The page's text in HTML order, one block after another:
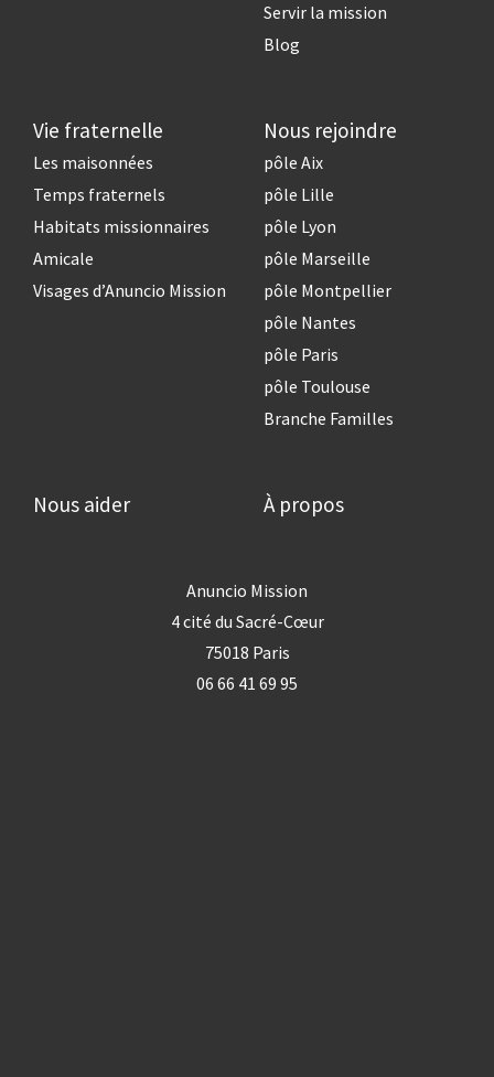
Servir la mission
Blog
Vie fraternelle
Les maisonnées
Temps fraternels
Habitats missionnaires
Amicale
Visages d’Anuncio Mission
Nous rejoindre
pôle Aix
pôle Lille
pôle Lyon
pôle Marseille
pôle Montpellier
pôle Nantes
pôle Paris
pôle Toulouse
Branche Familles
Nous aider À propos
Anuncio Mission
4 cité du Sacré-Cœur
75018 Paris
06 66 41 69 95